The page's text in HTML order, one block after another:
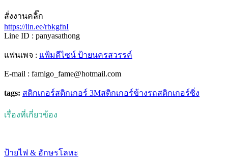
สั่งงานคลิ๊ก
https://lin.ee/rbkgfnI
Line ID : panyasathong
แฟนเพจ : แฟ้มดีไซน์ ป้ายนครสวรรค์
E-mail : famigo_fame@hotmail.com
tags: สติกเกอร์สติกเกอร์ 3Mสติกเกอร์ข้างรถสติกเกอร์ซิ่ง
เรื่องที่เกี่ยวข้อง
ป้ายไฟ & อักษรโลหะ